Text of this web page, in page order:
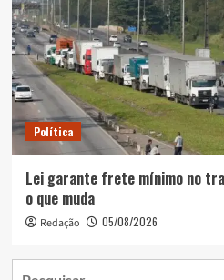
Política
Lei garante frete mínimo no
o que muda
Redação 05/08/2026